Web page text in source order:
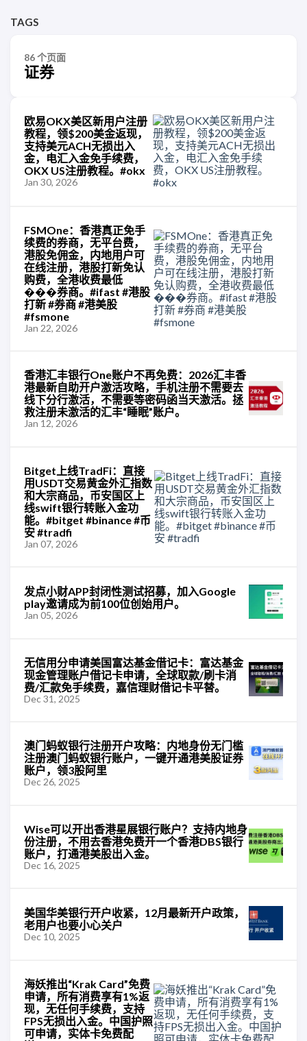
TAGS
86 个页面
证券
欧易OKX美区新用户注册
教程，领$200美金返现，
支持美元ACH无损出入
金，电汇入金免手续费，
OKX US注册教程。#okx
Jan 30, 2026
FSMOne：香港真正免手
续费的券商，无平台费，
港股免佣金，内地用户可
在线注册，港股打新免认
购费，全港收费最低
���券商。#ifast #港股
打新 #券商 #港美股
#fsmone
Jan 22, 2026
香港汇丰银行One账户不再免费：2026汇丰香
港最新自助开户激活攻略，手机注册不需要去
线下分行激活，不需要等密码函当天激活。拯
救注册未激活的汇丰“睡眠”账户。
Jan 12, 2026
Bitget上线TradFi：直接
用USDT交易黄金外汇指数
和大宗商品，币安国区上
线swift银行转账入金功
能。#bitget #binance #币
安 #tradfi
Jan 07, 2026
发点小财APP封闭性测试招募，加入Google
play邀请成为前100位创始用户。
Jan 05, 2026
无信用分申请美国富达基金借记卡：富达基金
现金管理账户借记卡申请，全球取款/刷卡消
费/汇款免手续费，嘉信理财借记卡平替。
Dec 31, 2025
澳门蚂蚁银行注册开户攻略：内地身份无门槛
注册澳门蚂蚁银行账户，一键开通港美股证券
账户，领3股阿里
Dec 26, 2025
Wise可以开出香港星展银行账户？支持内地身
份注册，不用去香港免费开一个香港DBS银行
账户，打通港美股出入金。
Dec 16, 2025
美国华美银行开户收紧，12月最新开户政策，
老用户也要小心关户
Dec 10, 2025
海妖推出“Krak Card”免费
申请，所有消费享有1%返
现，无任何手续费，支持
FPS无损出入金。中国护照
可申请，实体卡免费配